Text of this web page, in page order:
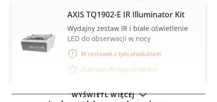
nieruchomości
Wartość
nieruchomości
Obsługa dźwięku
WYŚWIETL WIĘCEJ
AXIS TQ1902-E IR Illuminator Kit
Wydajny zestaw IR i białe oświetlenie
LED do obserwacji w nocy
W zestawie z tym produktem
Zalecane dla tego produktu